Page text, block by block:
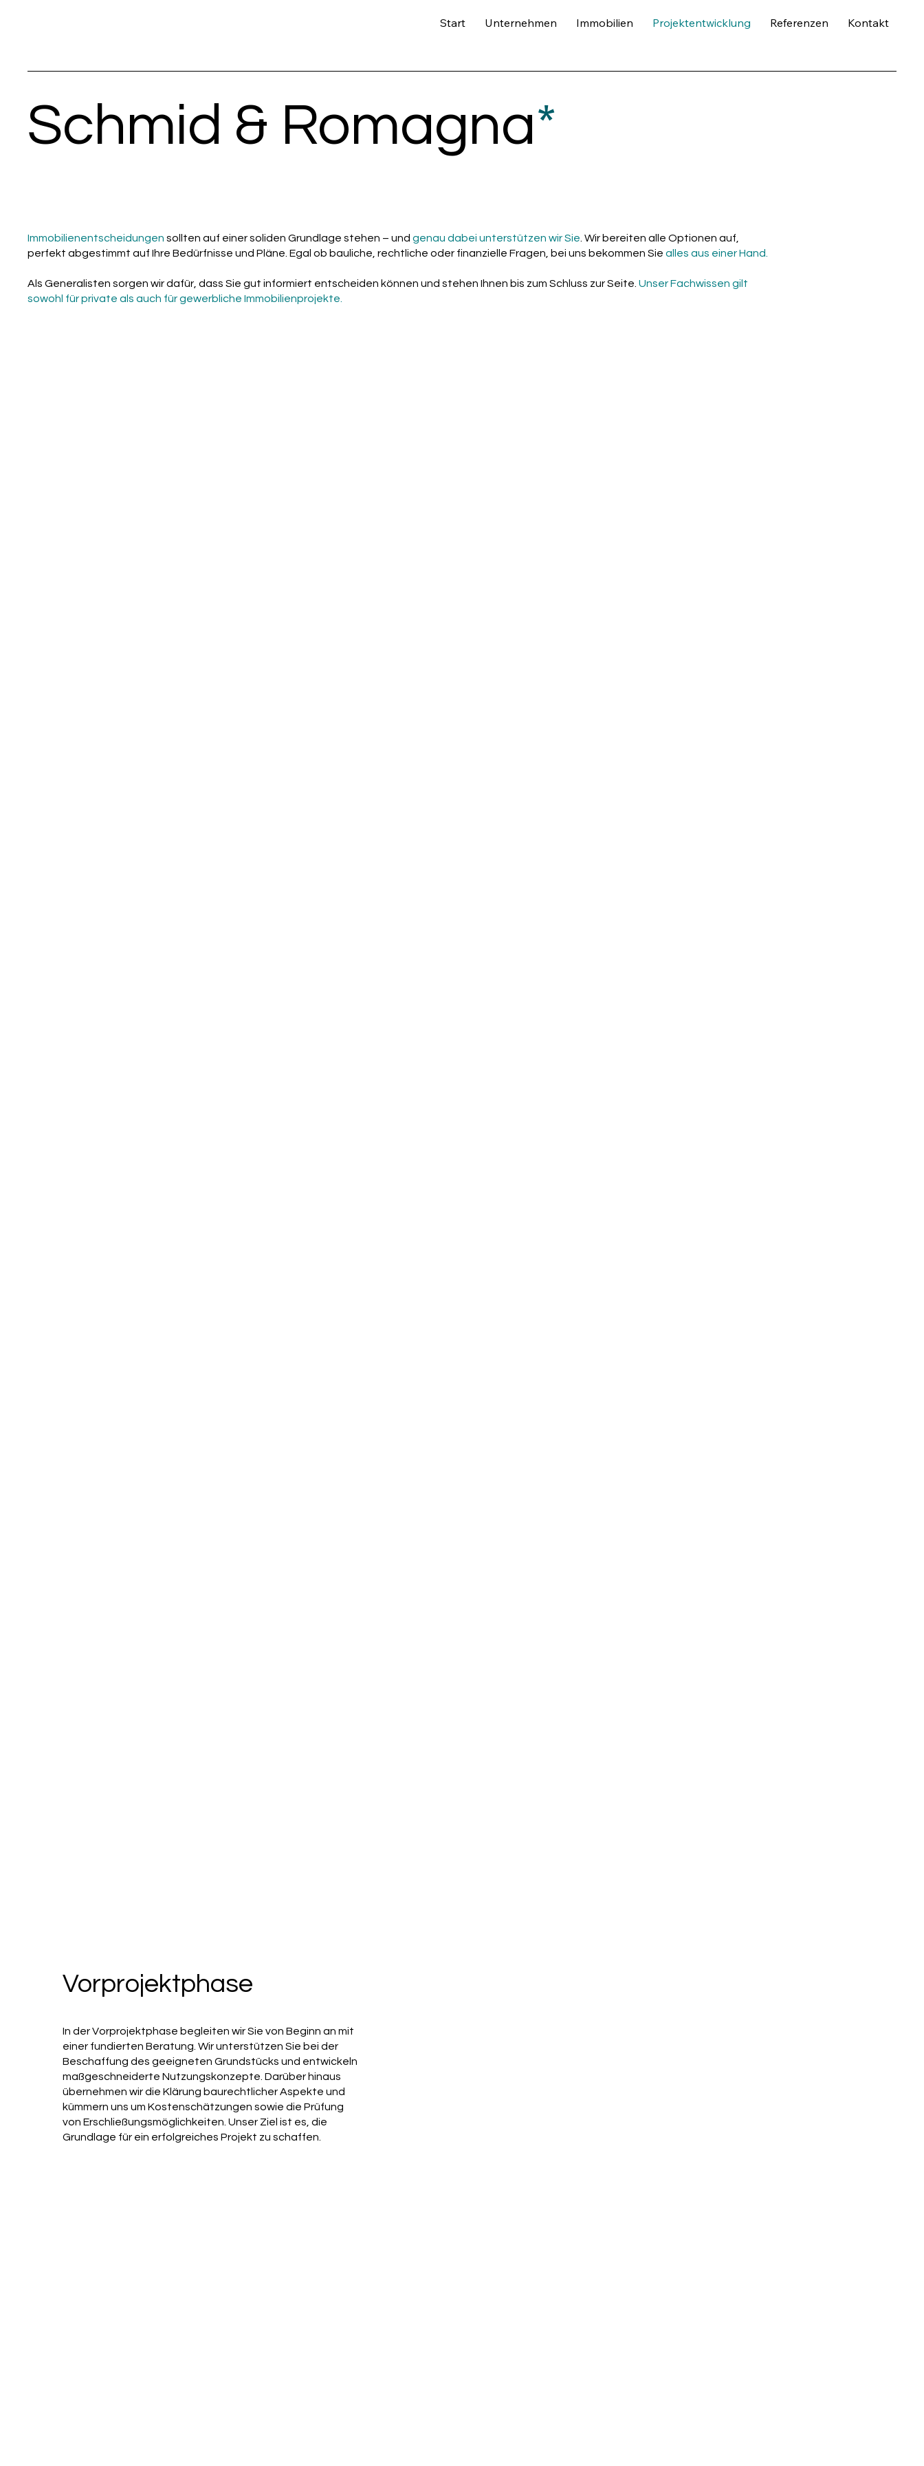
Start Unternehmen Immobilien Projektentwicklung Referenzen Kontakt
Schmid & Romagna*
Immobilienentscheidungen sollten auf einer soliden Grundlage stehen – undgenau dabei unterstützen wir Sie. Wir bereiten alle Optionen auf,
perfekt abgestimmt auf Ihre Bedürfnisse und Pläne. Egal ob bauliche, rechtliche oder finanzielle Fragen, bei uns bekommen Siealles aus einer Hand.
Als Generalisten sorgen wir dafür, dass Sie gut informiert entscheiden können und stehen Ihnen bis zum Schluss zur Seite.Unser Fachwissen gilt
sowohl für private als auch für gewerbliche Immobilienprojekte.
Vorprojektphase
In der Vorprojektphase begleiten wir Sie von Beginn an mit
einer fundierten Beratung. Wir unterstützen Sie bei der
Beschaffung des geeigneten Grundstücks und entwickeln
maßgeschneiderte Nutzungskonzepte. Darüber hinaus
übernehmen wir die Klärung baurechtlicher Aspekte und
kümmern uns um Kostenschätzungen sowie die Prüfung
von Erschließungsmöglichkeiten. Unser Ziel ist es, die
Grundlage für ein erfolgreiches Projekt zu schaffen.